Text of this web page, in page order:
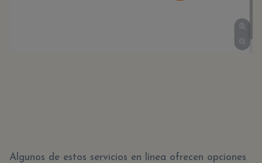
Algunos de estos servicios en línea ofrecen opciones